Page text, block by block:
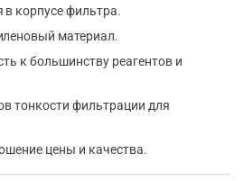
корпусе фильтра.
материал.
к большинству реагентов и
тонкости фильтрации для
цены и качества.